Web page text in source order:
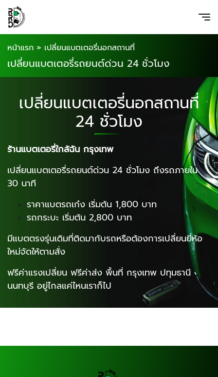
หน้าแรก » เปลี่ยนแบตเตอรี่นอกสถานที่
เปลี่ยนแบตเตอรี่รถยนต์ด่วน 24 ชั่วโมง
เปลี่ยนแบตเตอรี่นอกสถานที่
24 ชั่วโมง
ร้านแบตเตอรี่ใกล้ฉัน กรุงเทพ
เปลี่ยนแบตเตอรี่รถยนต์ด่วน 24 ชั่วโมง ถึงรถภายใน
30 นาที
ราคาแบตรถเก๋ง เริ่มต้น 1,800 บาท
รถกระบะ เริ่มต้น 2,800 บาท
มีแบตตรงรุ่นเดิมที่ติดมากับรถหรือต้องการเปลี่ยนยี่ห้อ
ใหม่จัดให้ตามสั่ง
ฟรีค่าแรงเปลี่ยน ฟรีค่าส่ง พื้นที่ กรุงเทพ ปทุมธานี
นนทบุรี อยู่ไกลแค่ไหนเราก็ไป